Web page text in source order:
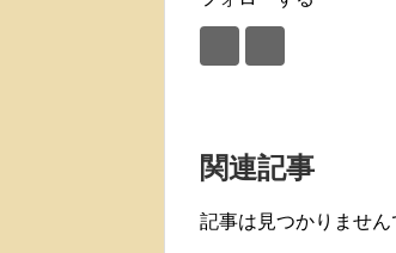
関連記事
記事は見つかりません